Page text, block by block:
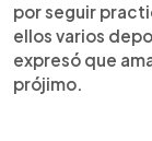
por seguir
ellos varios
expresó que
prójimo.